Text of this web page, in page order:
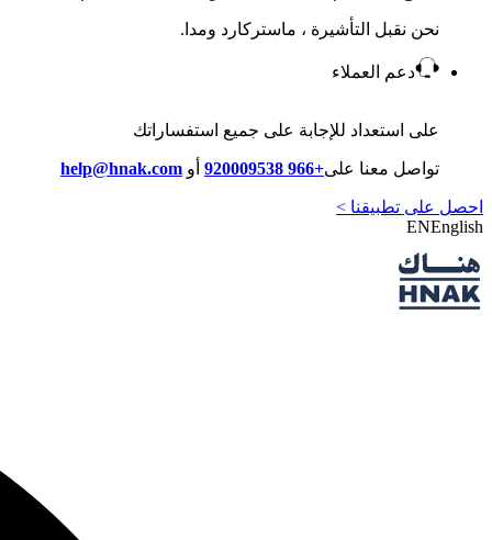
نحن نقبل التأشيرة ، ماستركارد ومدا.
دعم العملاء
على استعداد للإجابة على جميع استفساراتك
تواصل معنا على+966 920009538 أو help@hnak.com
احصل على تطبيقنا >
ENEnglish